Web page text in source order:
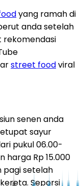
yang ramah di
anda setelah
rekomendasi
street foodviral
senen anda
sayur
pukul 06.00-
harga Rp 15.000
pagi setelah
Seporsi